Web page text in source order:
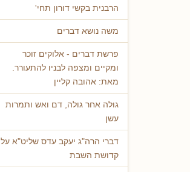
הרבנית בקשי דורון תחי'
משה נושא דברים
פרשת דברים - אלוקים זוכר
ומקיים ומצפה לבניו להתעורר.
מאת: אהובה קליין
גולה אחר גולה, דם ואש ותמרות
עשן
דברי הרה"ג יעקב עדס שליט"א על
קדושת השבת